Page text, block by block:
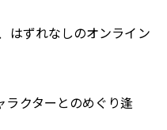
はずれなしのオンライン
ラクターとのめぐり逢